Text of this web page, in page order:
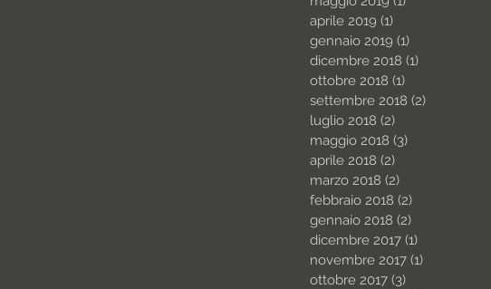
aprile 2019 (1)
gennaio 2019 (1)
dicembre 2018 (1)
ottobre 2018 (1)
settembre 2018 (2)
luglio 2018 (2)
maggio 2018 (3)
aprile 2018 (2)
marzo 2018 (2)
febbraio 2018 (2)
gennaio 2018 (2)
dicembre 2017 (1)
novembre 2017 (1)
ottobre 2017 (3)